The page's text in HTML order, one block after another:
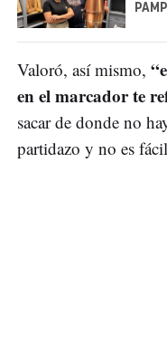
Valoró, así mismo,
en el marcador te
sacar de donde no
partidazo y no es